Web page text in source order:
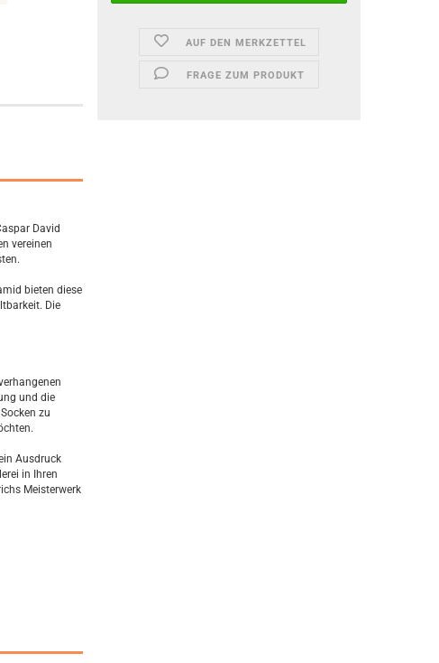
AUF DEN MERKZETTEL
FRAGE ZUM PRODUKT
David
vereinen
bieten diese
Die
und die
zu
Ausdruck
in Ihren
Meisterwerk